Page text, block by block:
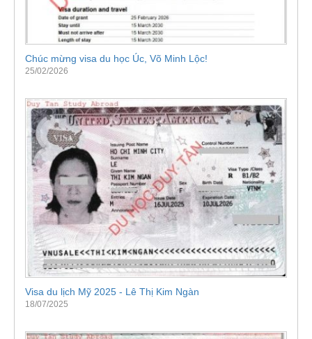
Chúc mừng visa du học Úc, Võ Minh Lộc!
25/02/2026
Visa du lịch Mỹ 2025 - Lê Thị Kim Ngàn
18/07/2025